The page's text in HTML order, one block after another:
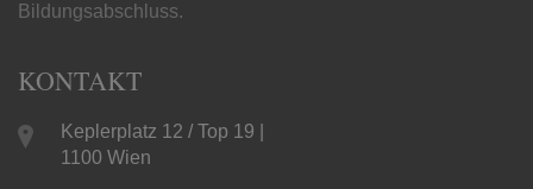
Bildungsabschluss.
KONTAKT
Keplerplatz 12 / Top 19 |
1100 Wien